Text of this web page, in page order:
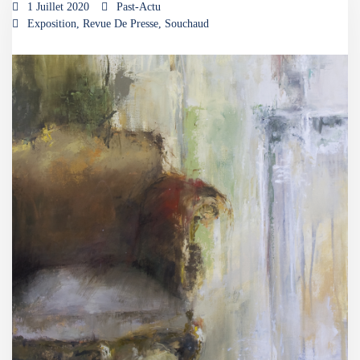
1 Juillet 2020
Past-Actu
Exposition, Revue De Presse, Souchaud